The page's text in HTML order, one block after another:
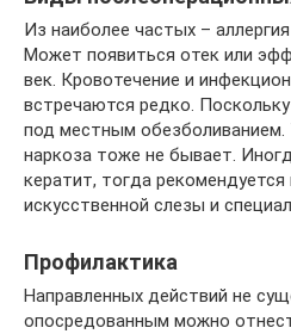
Из наиболее частых –
Может появиться отек или
век. Кровотечение и
встречаются редко.
под местным
наркоза тоже не бывает.
кератит, тогда рекомендуется
искусственной слезы и
Профилактика
Направленных действий не
опосредованным можно